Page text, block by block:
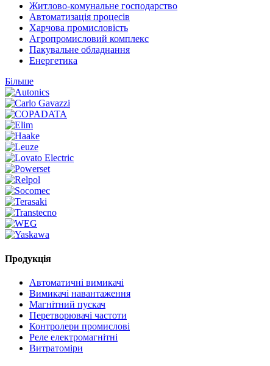
Житлово-комунальне господарство
Автоматизація процесів
Харчова промисловість
Агропромисловий комплекс
Пакувальне обладнання
Енергетика
Більше
Продукція
Автоматичні вимикачі
Вимикачі навантаження
Магнітний пускач
Перетворювачі частоти
Контролери промислові
Реле електромагнітні
Витратоміри